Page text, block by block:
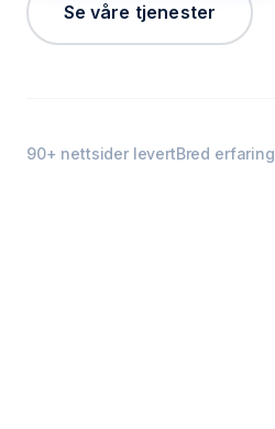
Se våre tjenester
90+ nettsider levertBred erfaring